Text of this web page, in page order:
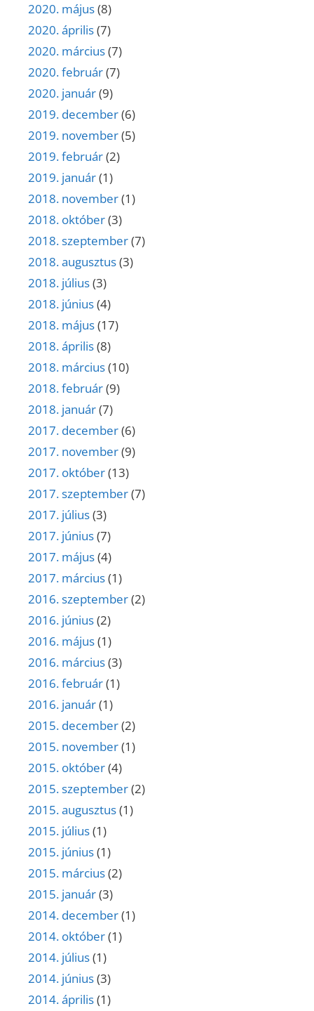
2020. május(8)
2020. április(7)
2020. március(7)
2020. február(7)
2020. január(9)
2019. december(6)
2019. november(5)
2019. február(2)
2019. január(1)
2018. november(1)
2018. október(3)
2018. szeptember(7)
2018. augusztus(3)
2018. július(3)
2018. június(4)
2018. május(17)
2018. április(8)
2018. március(10)
2018. február(9)
2018. január(7)
2017. december(6)
2017. november(9)
2017. október(13)
2017. szeptember(7)
2017. július(3)
2017. június(7)
2017. május(4)
2017. március(1)
2016. szeptember(2)
2016. június(2)
2016. május(1)
2016. március(3)
2016. február(1)
2016. január(1)
2015. december(2)
2015. november(1)
2015. október(4)
2015. szeptember(2)
2015. augusztus(1)
2015. július(1)
2015. június(1)
2015. március(2)
2015. január(3)
2014. december(1)
2014. október(1)
2014. július(1)
2014. június(3)
2014. április(1)